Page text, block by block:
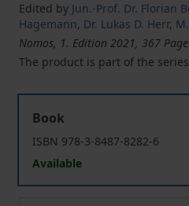
Edited by Jun.-Prof. Dr. Florian
Hagemann, Dr. Lukas D. Herr,
Nomos, 1. Edition 2021, 367
The product is part of the series
Book
ISBN 978-3-8487-8282-6
Available